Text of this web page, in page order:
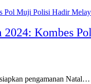
2024: Kombes
pengamanan Natal…